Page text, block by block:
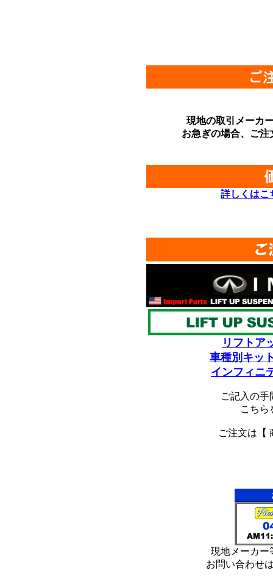
現地の取引メーカ
お急ぎの場合、ご
詳しくはこ
リフトア
車種別キッ
インフィニ
ご記入の手
こちら
ご注文は【
現地メーカー
お問い合わせ